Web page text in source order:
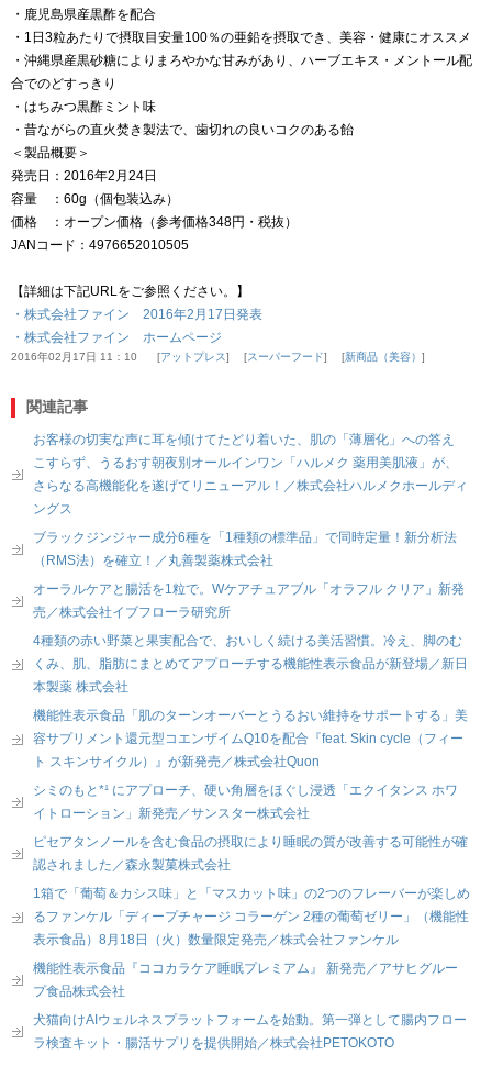
・鹿児島県産黒酢を配合
・1日3粒あたりで摂取目安量100％の亜鉛を摂取でき、美容・健康にオススメ
・沖縄県産黒砂糖によりまろやかな甘みがあり、ハーブエキス・メントール配
合でのどすっきり
・はちみつ黒酢ミント味
・昔ながらの直火焚き製法で、歯切れの良いコクのある飴
＜製品概要＞
発売日：2016年2月24日
容量 ：60g（個包装込み）
価格 ：オープン価格（参考価格348円・税抜）
JANコード：4976652010505
【詳細は下記URLをご参照ください。】
・株式会社ファイン 2016年2月17日発表
・株式会社ファイン ホームページ
2016年02月17日 11：10 アットプレス スーパーフード 新商品（美容）
関連記事
お客様の切実な声に耳を傾けてたどり着いた、肌の「薄層化」への答え
こすらず、うるおす朝夜別オールインワン「ハルメク 薬用美肌液」が、
さらなる高機能化を遂げてリニューアル！／株式会社ハルメクホールディ
ングス
ブラックジンジャー成分6種を「1種類の標準品」で同時定量！新分析法
（RMS法）を確立！／丸善製薬株式会社
オーラルケアと腸活を1粒で。Wケアチュアブル「オラフル クリア」新発
売／株式会社イブフローラ研究所
4種類の赤い野菜と果実配合で、おいしく続ける美活習慣。冷え、脚のむ
くみ、肌、脂肪にまとめてアプローチする機能性表示食品が新登場／新日
本製薬 株式会社
機能性表示食品「肌のターンオーバーとうるおい維持をサポートする」美
容サプリメント還元型コエンザイムQ10を配合『feat. Skin cycle（フィー
ト スキンサイクル）』が新発売／株式会社Quon
シミのもと*¹ にアプローチ、硬い角層をほぐし浸透「エクイタンス ホワ
イトローション」新発売／サンスター株式会社
ピセアタンノールを含む食品の摂取により睡眠の質が改善する可能性が確
認されました／森永製菓株式会社
1箱で「葡萄＆カシス味」と「マスカット味」の2つのフレーバーが楽しめ
るファンケル「ディープチャージ コラーゲン 2種の葡萄ゼリー」（機能性
表示食品）8月18日（火）数量限定発売／株式会社ファンケル
機能性表示食品『ココカラケア睡眠プレミアム』 新発売／アサヒグルー
プ食品株式会社
犬猫向けAIウェルネスプラットフォームを始動。第一弾として腸内フロー
ラ検査キット・腸活サプリを提供開始／株式会社PETOKOTO